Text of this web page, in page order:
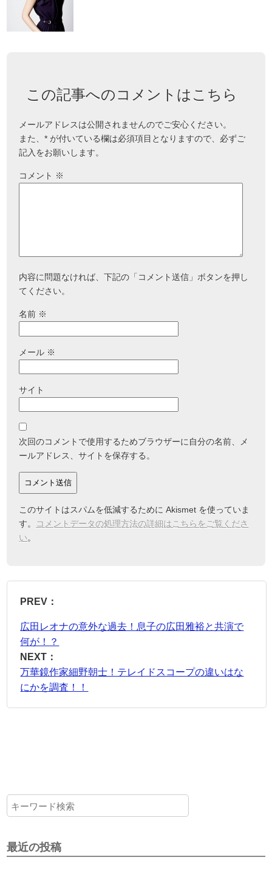
この記事へのコメントはこちら
メールアドレスは公開されませんのでご安心ください。
また、* が付いている欄は必須項目となりますので、必ずご
記入をお願いします。
コメント ※
内容に問題なければ、下記の「コメント送信」ボタンを押し
てください。
名前 ※
メール ※
サイト
次回のコメントで使用するためブラウザーに自分の名前、メ
ールアドレス、サイトを保存する。
このサイトはスパムを低減するために Akismet を使っていま
す。
コメントデータの処理方法の詳細はこちらをご覧くださ
い。
PREV：
広田レオナの意外な過去！息子の広田雅裕と共演で
何が！？
NEXT：
万華鏡作家細野朝士！テレイドスコープの違いはな
にかを調査！！
最近の投稿